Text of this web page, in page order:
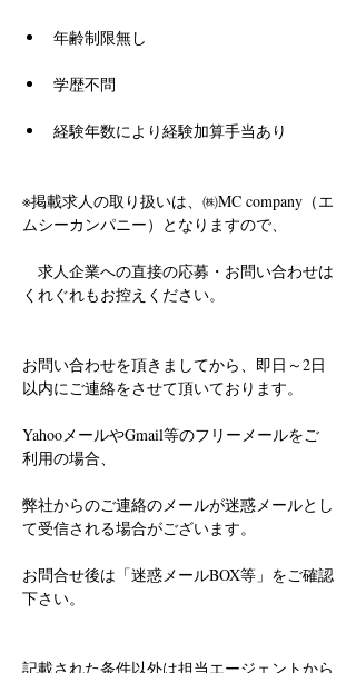
年齢制限無し
学歴不問
経験年数により経験加算手当あり
※掲載求人の取り扱いは、㈱MC company（エ
ムシーカンパニー）となりますので、
求人企業への直接の応募・お問い合わせは
くれぐれもお控えください。
お問い合わせを頂きましてから、即日～2日
以内にご連絡をさせて頂いております。
YahooメールやGmail等のフリーメールをご
利用の場合、
弊社からのご連絡のメールが迷惑メールとし
て受信される場合がございます。
お問合せ後は「迷惑メールBOX等」をご確認
下さい。
記載された条件以外は担当エージェントから